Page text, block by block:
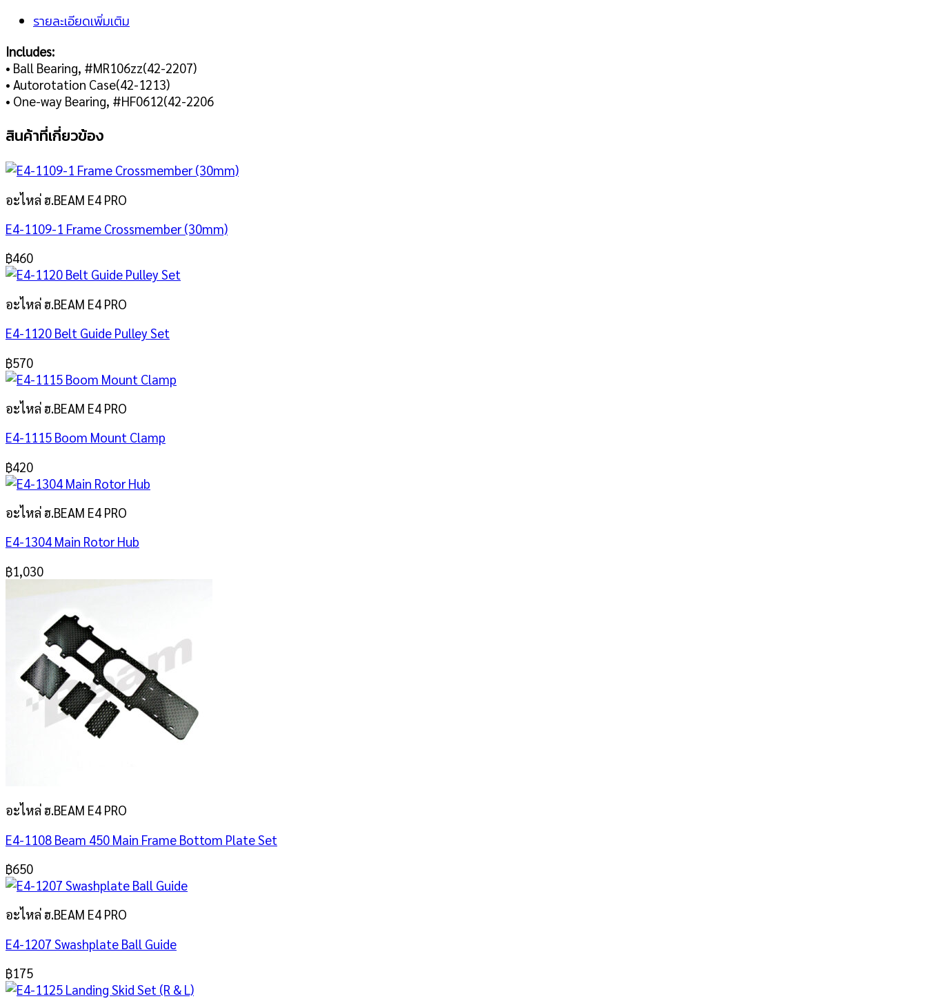
รายละเอียดเพิ่มเติม
Includes:
• Ball Bearing, #MR106zz(42-2207)
• Autorotation Case(42-1213)
• One-way Bearing, #HF0612(42-2206
สินค้าที่เกี่ยวข้อง
อะไหล่ ฮ.BEAM E4 PRO
E4-1109-1 Frame Crossmember (30mm)
฿460
อะไหล่ ฮ.BEAM E4 PRO
E4-1120 Belt Guide Pulley Set
฿570
อะไหล่ ฮ.BEAM E4 PRO
E4-1115 Boom Mount Clamp
฿420
อะไหล่ ฮ.BEAM E4 PRO
E4-1304 Main Rotor Hub
฿1,030
อะไหล่ ฮ.BEAM E4 PRO
E4-1108 Beam 450 Main Frame Bottom Plate Set
฿650
อะไหล่ ฮ.BEAM E4 PRO
E4-1207 Swashplate Ball Guide
฿175